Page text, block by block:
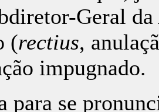
Geral
(rectius,
impugnado.
para se